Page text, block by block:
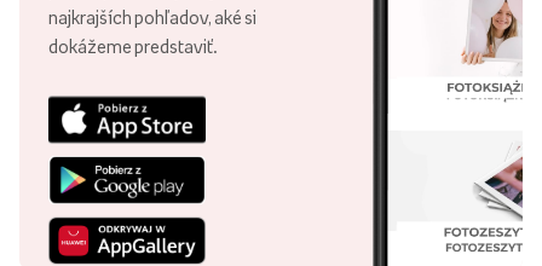
najkrajších pohľadov, aké si
dokážeme predstaviť.